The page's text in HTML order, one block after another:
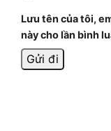
Lưu tên của tôi,
này cho lần bình